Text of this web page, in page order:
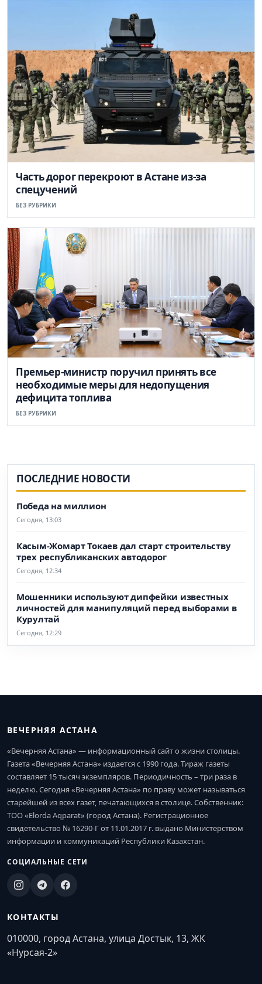
Часть дорог перекроют в Астане из-за
спецучений
БЕЗ РУБРИКИ
Премьер-министр поручил принять все
необходимые меры для недопущения
дефицита топлива
БЕЗ РУБРИКИ
ПОСЛЕДНИЕ НОВОСТИ
Победа на миллион
Сегодня, 13:03
Касым-Жомарт Токаев дал старт строительству
трех республиканских автодорог
Сегодня, 12:34
Мошенники используют дипфейки известных
личностей для манипуляций перед выборами в
Курултай
Сегодня, 12:29
ВЕЧЕРНЯЯ АСТАНА
«Вечерняя Астана» — информационный сайт о жизни столицы.
Газета «Вечерняя Астана» издается с 1990 года. Тираж газеты
составляет 15 тысяч экземпляров. Периодичность – три раза в
неделю. Сегодня «Вечерняя Астана» по праву может называться
старейшей из всех газет, печатающихся в столице. Собственник:
ТОО «Elorda Aqparat» (город Астана). Регистрационное
свидетельство № 16290-Г от 11.01.2017 г. выдано Министерством
информации и коммуникаций Республики Казахстан.
СОЦИАЛЬНЫЕ СЕТИ
КОНТАКТЫ
010000, город Астана, улица Достык, 13, ЖК
«Нурсая-2»